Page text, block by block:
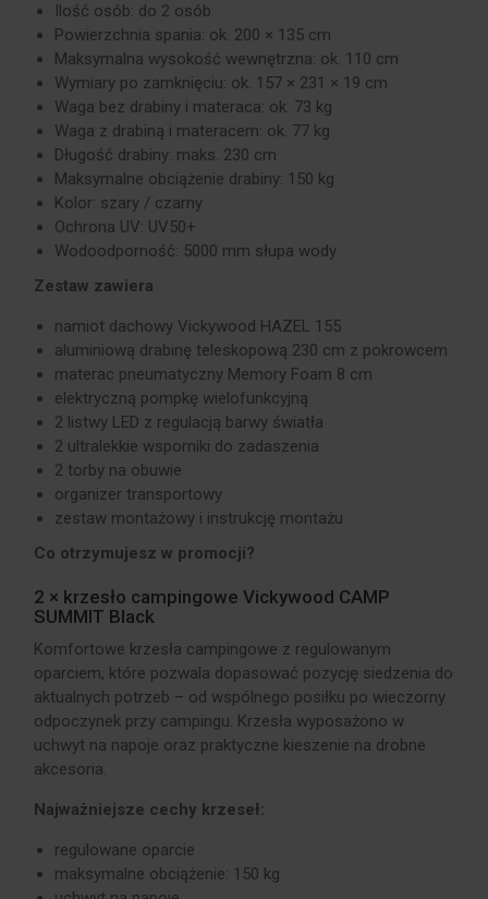
Ilość osób: do 2 osób
Powierzchnia spania: ok. 200 × 135 cm
Maksymalna wysokość wewnętrzna: ok. 110 cm
Wymiary po zamknięciu: ok. 157 × 231 × 19 cm
Waga bez drabiny i materaca: ok. 73 kg
Waga z drabiną i materacem: ok. 77 kg
Długość drabiny: maks. 230 cm
Maksymalne obciążenie drabiny: 150 kg
Kolor: szary / czarny
Ochrona UV: UV50+
Wodoodporność: 5000 mm słupa wody
Zestaw zawiera
namiot dachowy Vickywood HAZEL 155
aluminiową drabinę teleskopową 230 cm z pokrowcem
materac pneumatyczny Memory Foam 8 cm
elektryczną pompkę wielofunkcyjną
2 listwy LED z regulacją barwy światła
2 ultralekkie wsporniki do zadaszenia
2 torby na obuwie
organizer transportowy
zestaw montażowy i instrukcję montażu
Co otrzymujesz w promocji?
2 × krzesło campingowe Vickywood CAMP
SUMMIT Black
Komfortowe krzesła campingowe z regulowanym
oparciem, które pozwala dopasować pozycję siedzenia do
aktualnych potrzeb – od wspólnego posiłku po wieczorny
odpoczynek przy campingu. Krzesła wyposażono w
uchwyt na napoje oraz praktyczne kieszenie na drobne
akcesoria.
Najważniejsze cechy krzeseł:
regulowane oparcie
maksymalne obciążenie: 150 kg